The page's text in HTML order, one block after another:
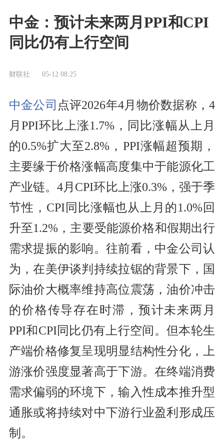
中金：预计未来两月PPI和CPI
同比仍有上行空间
财联社 05-12 08:25
中金公司 点评2026年4月物价数据称，4
月PPI环比上涨1.7%，同比涨幅从上月
的0.5%扩大至2.8%，PPI涨幅超预期，
主要缘于价格涨幅高度集中于能源化工
产业链。4月CPI环比上涨0.3%，强于季
节性，CPI同比涨幅也从上月的1.0%回
升至1.2%，主要受能源价格和假期出行
需求提振的影响。往前看，中金公司认
为，在美伊谈判持续拉锯的背景下，国
际油价大概率维持高位震荡，油价冲击
的价格传导存在时滞，预计未来两月
PPI和CPI同比仍有上行空间。但本轮生
产端价格修复呈现明显结构性分化，上
游涨价强度显著高于下游。在终端消费
需求偏弱的环境下，输入性成本推升型
通胀或将持续对中下游行业盈利形成压
制。